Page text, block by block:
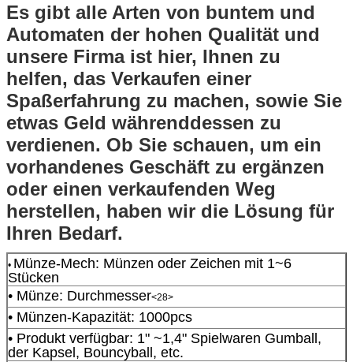
Es gibt alle Arten von buntem und
Automaten der hohen Qualität und
unsere Firma ist hier, Ihnen zu
helfen, das Verkaufen einer
Spaßerfahrung zu machen, sowie Sie
etwas Geld währenddessen zu
verdienen. Ob Sie schauen, um ein
vorhandenes Geschäft zu ergänzen
oder einen verkaufenden Weg
herstellen, haben wir die Lösung für
Ihren Bedarf.
• Münze-Mech: Münzen oder Zeichen mit 1~6
Stücken
• Münze: Durchmesser<28>
• Münzen-Kapazität: 1000pcs
• Produkt verfügbar: 1" ~1,4" Spielwaren Gumball,
der Kapsel, Bouncyball, etc.